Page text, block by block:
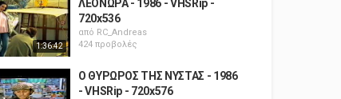
1:36:42
ΛΕΟΝΩΡΑ - 1986 - VHSRip -
720x536
από RC_Andreas
424 προβολές
Ο ΘΥΡΩΡΟΣ ΤΗΣ ΝΥΣΤΑΣ - 1986
- VHSRip - 720x576